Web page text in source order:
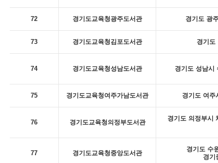
72 경기도교육청광주도서관 경기도 광
73 경기도교육청김포도서관 경기도
74 경기도교육청성남도서관 경기도 성남시
75 경기도교육청여주가남도서관 경기도 여주
76 경기도교육청의정부도서관
경기도 의정부시
77 경기도교육청중앙도서관
경기도 수
경기